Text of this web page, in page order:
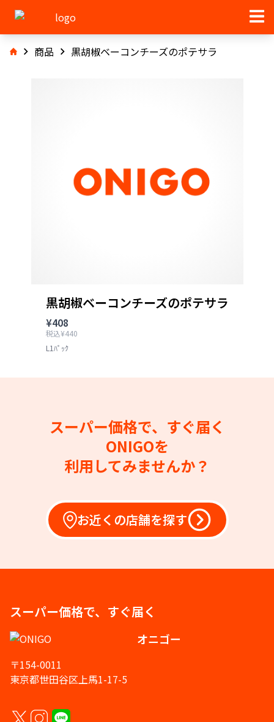
商品 黒胡椒ベーコンチーズのポテサラ
黒胡椒ベーコンチーズのポテサラ
¥408
税込¥440
L1ﾊﾟｯｸ
スーパー価格で、すぐ届く
ONIGOを
利用してみませんか？
お近くの店舗を探す
スーパー価格で、すぐ届く
オニゴー
〒154-0011
東京都世田谷区上馬1-17-5